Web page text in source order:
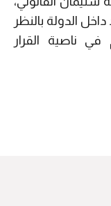
الدولة بالنظر
ناصية القرار